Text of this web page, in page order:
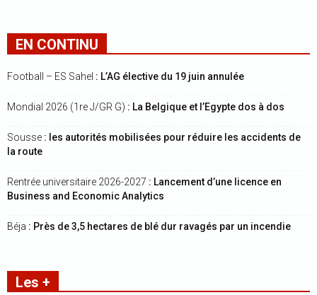
EN CONTINU
Football – ES Sahel : L’AG élective du 19 juin annulée
Mondial 2026 (1re J/GR G) : La Belgique et l’Egypte dos à dos
Sousse : les autorités mobilisées pour réduire les accidents de
la route
Rentrée universitaire 2026-2027 : Lancement d’une licence en
Business and Economic Analytics
Béja : Près de 3,5 hectares de blé dur ravagés par un incendie
Les +